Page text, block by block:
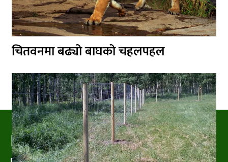
चितवनमा बढ्यो बाघको चहलपहल
PRAKRITIPRESS